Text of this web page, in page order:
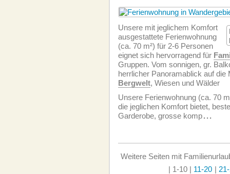
Unsere mit jeglichem Komfort
ausgestattete Ferien­wohnung
(ca. 70 m²) für 2-6 Personen
eignet sich hervorragend für
Gruppen. Vom sonnigen, gr.
herrlicher Panoramablick auf die
Bergwelt, Wiesen und Wälder
Unsere Ferien­wohnung (ca. 70
die jeglichen Komfort bietet,
Garderobe, grosse komp...
Weitere Seiten mit
| 1-10 | 11-20 |